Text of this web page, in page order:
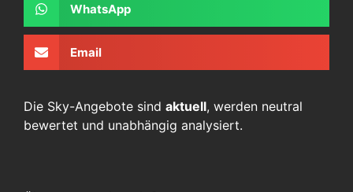
WhatsApp
Email
Die Sky-Angebote sind aktuell, werden neutral
bewertet und unabhängig analysiert.